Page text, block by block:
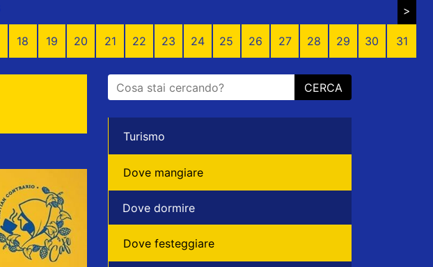
>
18 19 20 21 22 23 24 25 26 27 28 29 30 31
CERCA
Turismo
Dove mangiare
Dove dormire
Dove festeggiare